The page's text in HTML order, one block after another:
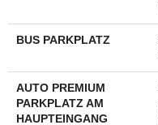
BUS PARKPLATZ
AUTO PREMIUM
PARKPLATZ AM
HAUPTEINGANG